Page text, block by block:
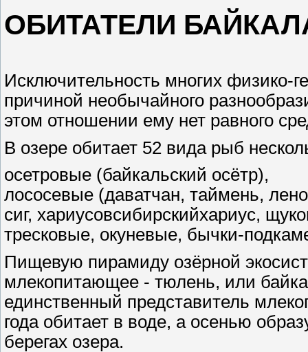
ОБИТАТЕЛИ
Исключительность многих физико-
причиной необычайного
этом отношении ему нет равного
В озере обитает 52 вида рыб
осетровые (байкальский осётр),
лососевые (даватчан, таймень,
сиг, хариусовсибирскийхариус,
тресковые, окуневые, бычки-
Пищевую пирамиду озёрной
млекопитающее - тюлень, или
единственный представитель
года обитает в воде, а осенью
берегах озера.